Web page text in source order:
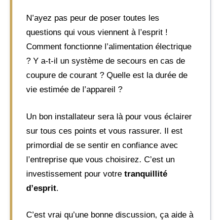
N’ayez pas peur de poser toutes les
questions qui vous viennent à l’esprit !
Comment fonctionne l’alimentation électrique
? Y a-t-il un système de secours en cas de
coupure de courant ? Quelle est la durée de
vie estimée de l’appareil ?
Un bon installateur sera là pour vous éclairer
sur tous ces points et vous rassurer. Il est
primordial de se sentir en confiance avec
l’entreprise que vous choisirez. C’est un
investissement pour votre tranquillité
d’esprit.
C’est vrai qu’une bonne discussion, ça aide à